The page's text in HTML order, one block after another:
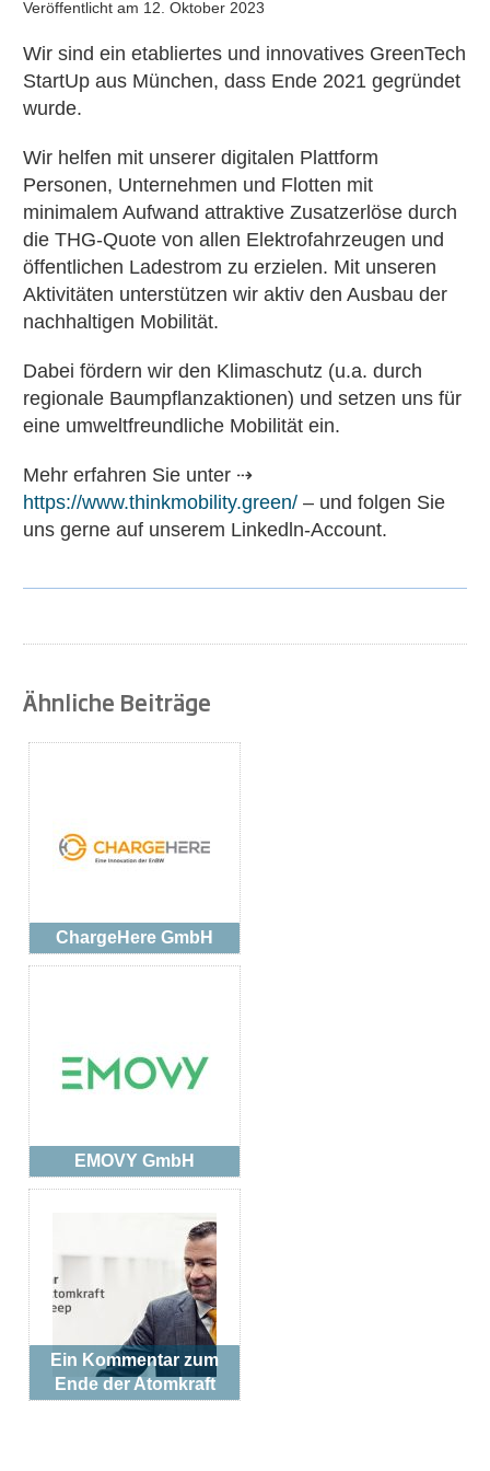
Veröffentlicht am 12. Oktober 2023
Wir sind ein etabliertes und innovatives GreenTech
StartUp aus München, dass Ende 2021 gegründet
wurde.
Wir helfen mit unserer digitalen Plattform
Personen, Unternehmen und Flotten mit
minimalem Aufwand attraktive Zusatzerlöse durch
die THG-Quote von allen Elektrofahrzeugen und
öffentlichen Ladestrom zu erzielen. Mit unseren
Aktivitäten unterstützen wir aktiv den Ausbau der
nachhaltigen Mobilität.
Dabei fördern wir den Klimaschutz (u.a. durch
regionale Baumpflanzaktionen) und setzen uns für
eine umweltfreundliche Mobilität ein.
Mehr erfahren Sie unter ⇢
https://www.thinkmobility.green/ – und folgen Sie
uns gerne auf unserem Linkedln-Account.
Ähnliche Beiträge
ChargeHere GmbH
EMOVY GmbH
Ein Kommentar zum
Ende der Atomkraft